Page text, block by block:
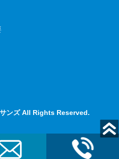
ンズ All Rights Reserved.